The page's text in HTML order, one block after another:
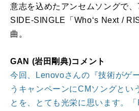
意志を込めたアンセムソングで
SIDE-SINGLE「Who‘s Next /
曲。
GAN (岩田剛典)コメント
今回、Lenovoさんの『技術がゲ
うキャンペーンにCMソングとい
とを、とても光栄に思います。